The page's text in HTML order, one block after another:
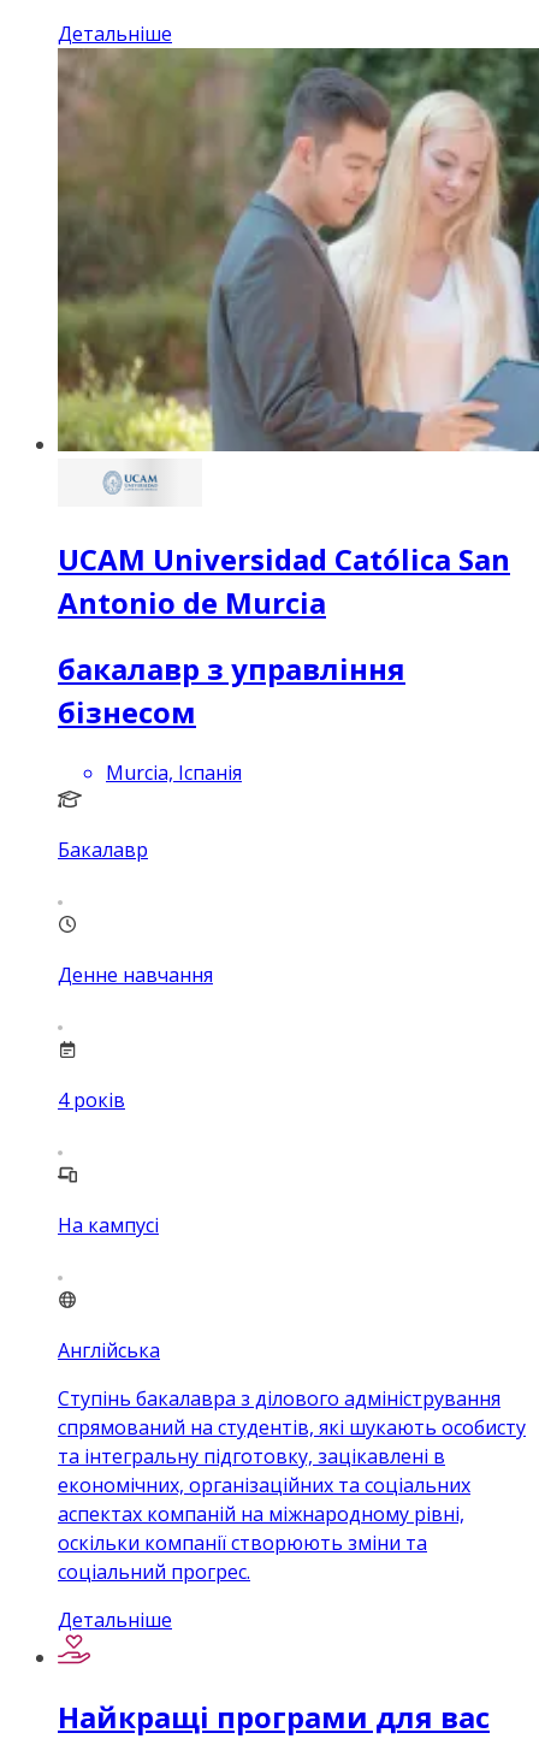
Детальніше
UCAM Universidad Católica San
Antonio de Murcia
бакалавр з управління
бізнесом
Murcia, Іспанія
Бакалавр
Денне навчання
4 років
На кампусі
Англійська
Ступінь бакалавра з ділового адміністрування
спрямований на студентів, які шукають особисту
та інтегральну підготовку, зацікавлені в
економічних, організаційних та соціальних
аспектах компаній на міжнародному рівні,
оскільки компанії створюють зміни та
соціальний прогрес.
Детальніше
Найкращі програми для вас